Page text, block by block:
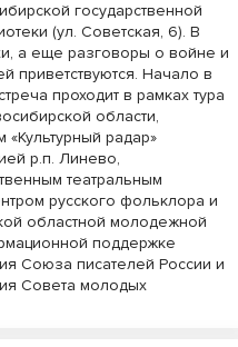
государственной
(ул. Советская, 6). В
а еще разговоры о войне и
приветствуются. Начало в
проходит в рамках тура
области,
радар»
р.п. Линево,
театральным
русского фольклора и
областной молодежной
поддержке
Союза писателей России и
Совета молодых